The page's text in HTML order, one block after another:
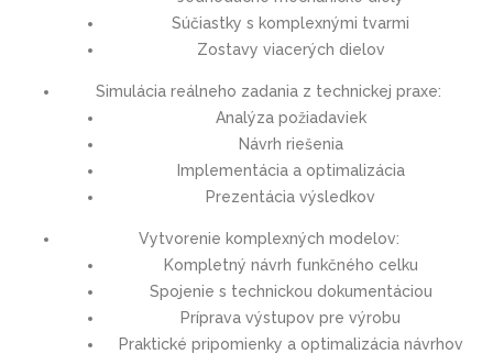
Súčiastky s komplexnými tvarmi
Zostavy viacerých dielov
Simulácia reálneho zadania z technickej praxe:
Analýza požiadaviek
Návrh riešenia
Implementácia a optimalizácia
Prezentácia výsledkov
Vytvorenie komplexných modelov:
Kompletný návrh funkčného celku
Spojenie s technickou dokumentáciou
Príprava výstupov pre výrobu
Praktické pripomienky a optimalizácia návrhov